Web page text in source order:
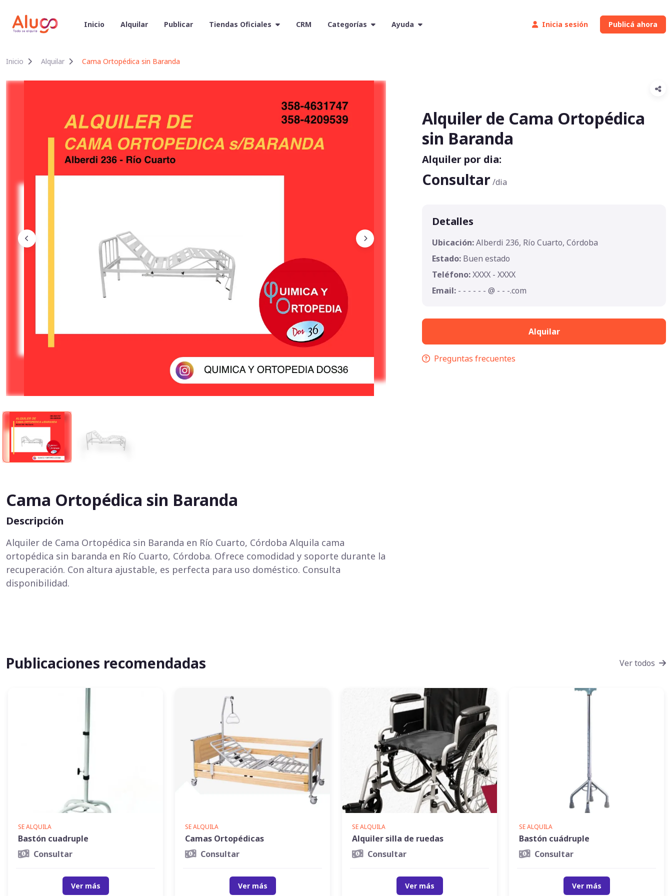
Inicia sesión Publicá ahora
Inicio Alquilar Publicar Tiendas Oficiales CRM Categorías Ayuda
Inicio Alquilar Cama Ortopédica sin Baranda
Cama Ortopédica sin Baranda
Descripción
Alquiler de Cama Ortopédica sin Baranda en Río Cuarto, Córdoba Alquila cama
ortopédica sin baranda en Río Cuarto, Córdoba. Ofrece comodidad y soporte durante la
recuperación. Con altura ajustable, es perfecta para uso doméstico. Consulta
disponibilidad.
Alquiler de Cama Ortopédica
sin Baranda
Alquiler por dia:
Consultar/dia
Detalles
Ubicación:Alberdi 236, Río Cuarto, Córdoba
Estado: Buen estado
Teléfono:XXXX - XXXX
Email: - - - - - - @ - - -.com
Alquilar
Preguntas frecuentes
Publicaciones recomendadas Ver todos
SE ALQUILA
Bastón cuadruple
Consultar
Ver más
SE ALQUILA
Camas Ortopédicas
Consultar
Ver más
SE ALQUILA
Alquiler silla de ruedas
Consultar
Ver más
SE ALQUILA
Bastón cuádruple
Consultar
Ver más